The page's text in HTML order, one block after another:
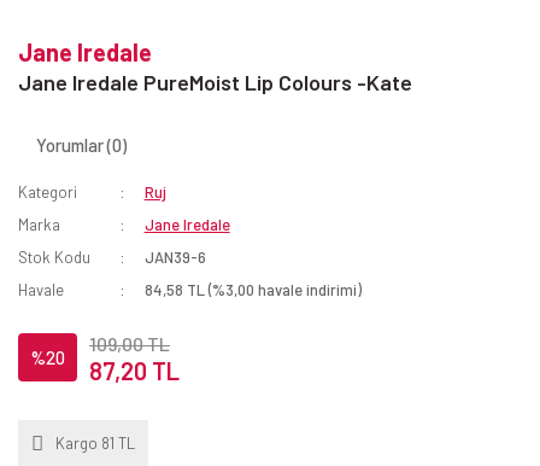
Jane Iredale
Jane Iredale PureMoist Lip Colours -Kate
Yorumlar (0)
Kategori
Ruj
Marka
Jane Iredale
Stok Kodu
JAN39-6
Havale
84,58 TL (%3,00 havale indirimi)
%20
109,00 TL
87,20 TL
Kargo 81 TL